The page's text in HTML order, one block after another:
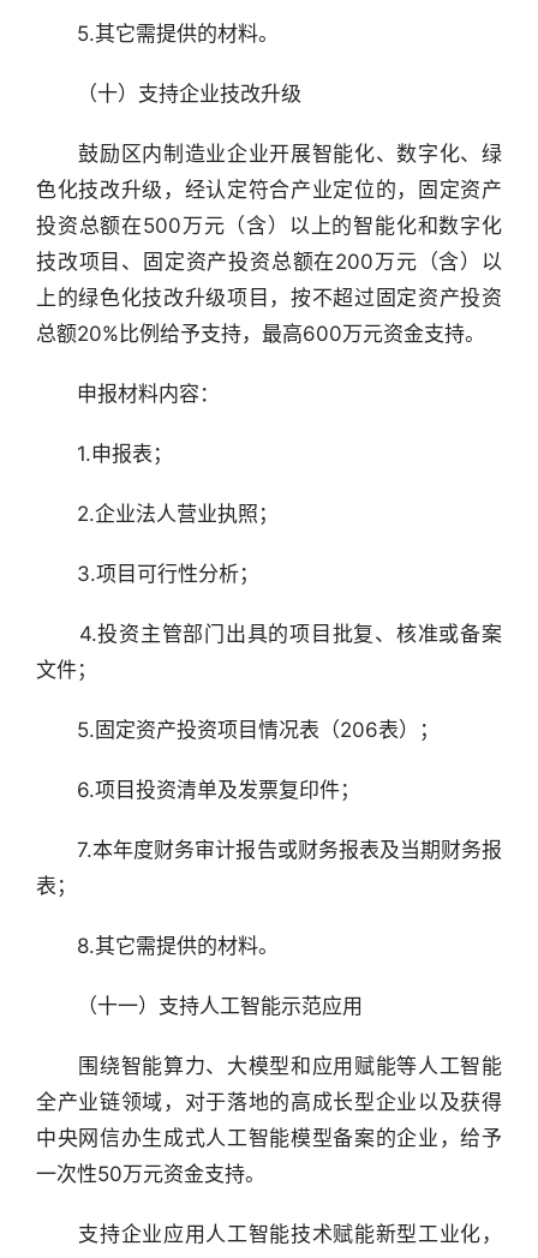
5.其它需提供的材料。
（十）支持企业技改升级
鼓励区内制造业企业开展智能化、数字化、绿
色化技改升级，经认定符合产业定位的，固定资产
投资总额在500万元（含）以上的智能化和数字化
技改项目、固定资产投资总额在200万元（含）以
上的绿色化技改升级项目，按不超过固定资产投资
总额20%比例给予支持，最高600万元资金支持。
申报材料内容：
1.申报表；
2.企业法人营业执照；
3.项目可行性分析；
4.投资主管部门出具的项目批复、核准或备案
文件；
5.固定资产投资项目情况表（206表）；
6.项目投资清单及发票复印件；
7.本年度财务审计报告或财务报表及当期财务报
表；
8.其它需提供的材料。
（十一）支持人工智能示范应用
围绕智能算力、大模型和应用赋能等人工智能
全产业链领域，对于落地的高成长型企业以及获得
中央网信办生成式人工智能模型备案的企业，给予
一次性50万元资金支持。
支持企业应用人工智能技术赋能新型工业化，